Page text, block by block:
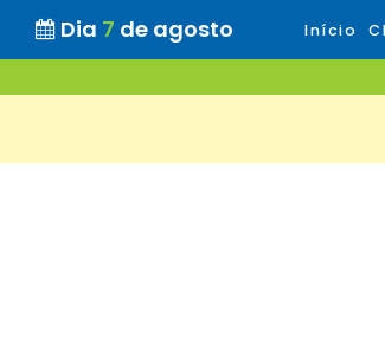
Dia 7 de agosto Início